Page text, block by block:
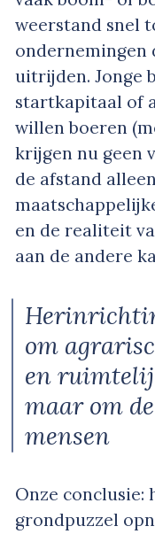
weerstand snel
ondernemingen
uitrijden. Jonge
startkapitaal of
willen boeren
krijgen nu geen
de afstand
en de realiteit
aan de andere
om
en
maar om
mensen
Onze conclusie:
grondpuzzel